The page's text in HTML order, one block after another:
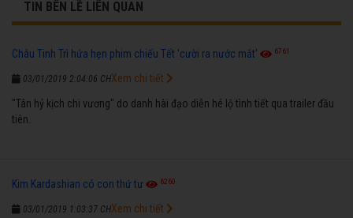
TIN BÊN LỀ LIÊN QUAN
Châu Tinh Trì hứa hẹn phim chiếu Tết 'cười ra nước mắt' 6761
03/01/2019 2:04:06 CH
"Tân hỷ kịch chi vương" do danh hài đạo diễn hé lộ tình tiết qua trailer đầu
tiên.
Xem chi tiết
Kim Kardashian có con thứ tư 6260
03/01/2019 1:03:37 CHXem chi tiết